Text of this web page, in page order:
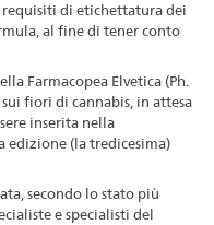
di etichettatura dei
al fine di tener conto
Farmacopea Elvetica (Ph.
fiori di cannabis, in attesa
inserita nella
edizione (la tredicesima)
secondo lo stato più
e specialisti del